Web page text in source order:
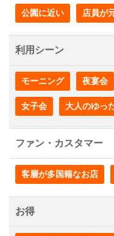
公園に近い 店員が
利用シーン
モーニング 夜宴会
女子会 大人のゆっ
ファン・カスタマー
客層が多国籍なお店
お得